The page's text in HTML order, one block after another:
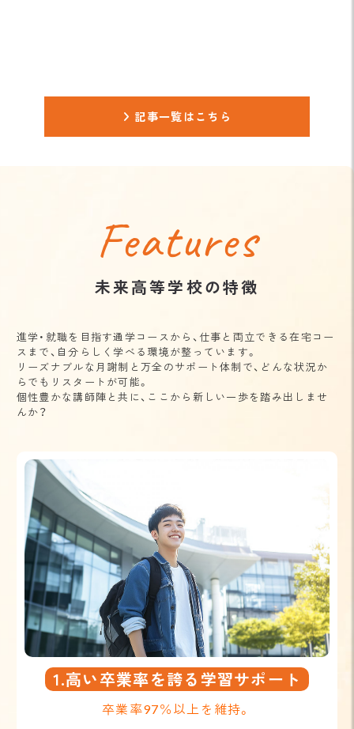
記事一覧はこちら
Features
未来高等学校の特徴
進学・就職を目指す通学コースから、仕事と両立できる在宅コー
スまで、自分らしく学べる環境が整っています。
リーズナブルな月謝制と万全のサポート体制で、どんな状況か
らでもリスタートが可能。
個性豊かな講師陣と共に、ここから新しい一歩を踏み出しませ
んか？
1.高い卒業率を誇る学習サポート
卒業率97％以上を維持。